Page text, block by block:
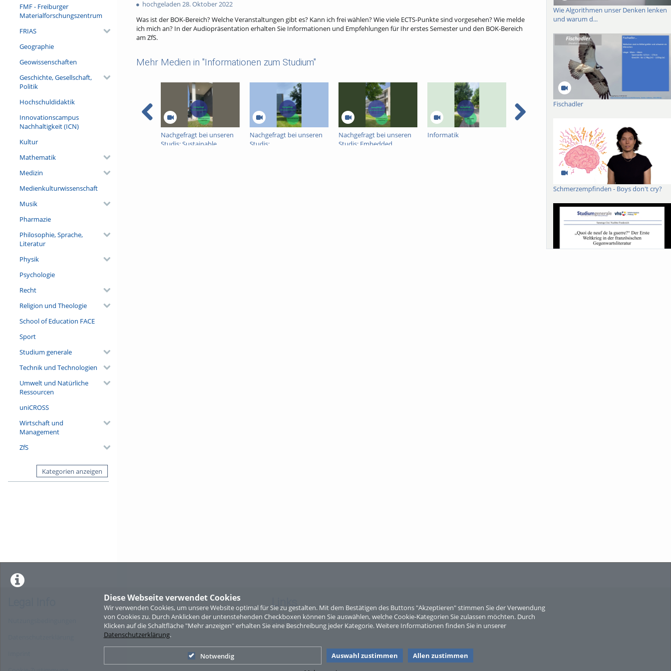
Diese Webseite verwendet Cookies
Wir verwenden Cookies, um unsere Website optimal für Sie zu gestalten. Mit dem Bestätigen des Buttons "Akzeptieren" stimmen Sie der Verwendung
von Cookies zu. Durch Anklicken der untenstehenden Checkboxen können Sie auswählen, welche Cookie-Kategorien Sie zulassen möchten. Durch
Klicken auf die Schaltfläche "Mehr anzeigen" erhalten Sie eine Beschreibung jeder Kategorie. Weitere Informationen finden Sie in unserer
Datenschutzerklärung.
Notwendig Auswahl zustimmen
Allen zustimmen
FMF - Freiburger
Materialforschungszentrum
FRIAS
Geographie
Geowissenschaften
Geschichte, Gesellschaft,
Politik
Hochschuldidaktik
Innovationscampus
Nachhaltigkeit (ICN)
Kultur
Mathematik
Medizin
Medienkulturwissenschaft
Musik
Pharmazie
Philosophie, Sprache,
Literatur
Physik
Psychologie
Recht
Religion und Theologie
School of Education FACE
Sport
Studium generale
Technik und Technologien
Umwelt und Natürliche
Ressourcen
uniCROSS
Wirtschaft und
Management
ZfS
Kategorien anzeigen
views
hochgeladen 28. Oktober 2022
Was ist der BOK-Bereich? Welche Veranstaltungen gibt es? Kann ich frei wählen? Wie viele ECTS-Punkte sind vorgesehen? Wie melde
ich mich an? In der Audiopräsentation erhalten Sie Informationen und Empfehlungen für Ihr erstes Semester und den BOK-Bereich
am ZfS.
Mehr Medien in "Informationen zum Studium"
Nachgefragt bei unseren
Studis: Sustainable
Nachgefragt bei unseren
Studis:
Nachgefragt bei unseren
Studis: Embedded
Informatik
AI music - Prof. Dr.
Presentation of the
Mathematics in Data
Technology
Wie Algorithmen unser Denken lenken
und warum d...
Fischadler
Schmerzempfinden - Boys don't cry?
Links
Sitemap